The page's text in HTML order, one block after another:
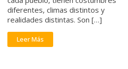
diferentes, climas distintos y
realidades distintas. Son […]
Leer Más